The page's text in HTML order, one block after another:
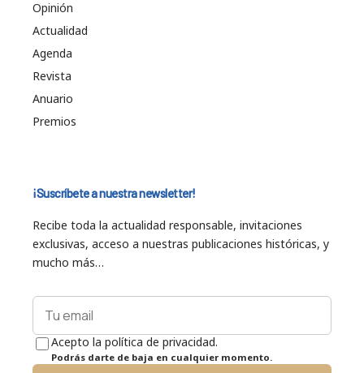
Opinión
Actualidad
Agenda
Revista
Anuario
Premios
¡Suscríbete a nuestra newsletter!
Recibe toda la actualidad responsable, invitaciones
exclusivas, acceso a nuestras publicaciones históricas, y
mucho más…
Acepto la política de privacidad.
Podrás darte de baja en cualquier momento.